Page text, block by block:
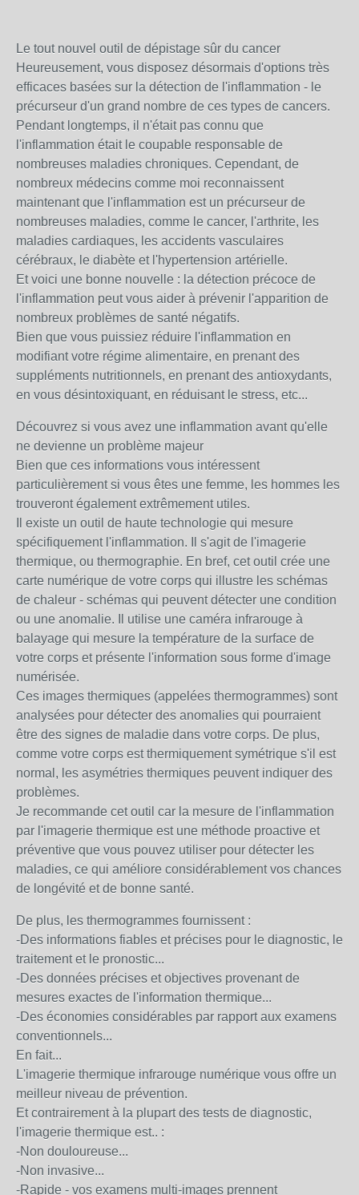
Le tout nouvel outil de dépistage sûr du cancer
Heureusement, vous disposez désormais d'options très
efficaces basées sur la détection de l'inflammation - le
précurseur d'un grand nombre de ces types de cancers.
Pendant longtemps, il n'était pas connu que
l'inflammation était le coupable responsable de
nombreuses maladies chroniques. Cependant, de
nombreux médecins comme moi reconnaissent
maintenant que l'inflammation est un précurseur de
nombreuses maladies, comme le cancer, l'arthrite, les
maladies cardiaques, les accidents vasculaires
cérébraux, le diabète et l'hypertension artérielle.
Et voici une bonne nouvelle : la détection précoce de
l'inflammation peut vous aider à prévenir l'apparition de
nombreux problèmes de santé négatifs.
Bien que vous puissiez réduire l'inflammation en
modifiant votre régime alimentaire, en prenant des
suppléments nutritionnels, en prenant des antioxydants,
en vous désintoxiquant, en réduisant le stress, etc...
Découvrez si vous avez une inflammation avant qu'elle
ne devienne un problème majeur
Bien que ces informations vous intéressent
particulièrement si vous êtes une femme, les hommes les
trouveront également extrêmement utiles.
Il existe un outil de haute technologie qui mesure
spécifiquement l'inflammation. Il s'agit de l'imagerie
thermique, ou thermographie. En bref, cet outil crée une
carte numérique de votre corps qui illustre les schémas
de chaleur - schémas qui peuvent détecter une condition
ou une anomalie. Il utilise une caméra infrarouge à
balayage qui mesure la température de la surface de
votre corps et présente l'information sous forme d'image
numérisée.
Ces images thermiques (appelées thermogrammes) sont
analysées pour détecter des anomalies qui pourraient
être des signes de maladie dans votre corps. De plus,
comme votre corps est thermiquement symétrique s'il est
normal, les asymétries thermiques peuvent indiquer des
problèmes.
Je recommande cet outil car la mesure de l'inflammation
par l'imagerie thermique est une méthode proactive et
préventive que vous pouvez utiliser pour détecter les
maladies, ce qui améliore considérablement vos chances
de longévité et de bonne santé.
De plus, les thermogrammes fournissent :
-Des informations fiables et précises pour le diagnostic, le
traitement et le pronostic...
-Des données précises et objectives provenant de
mesures exactes de l'information thermique...
-Des économies considérables par rapport aux examens
conventionnels...
En fait...
L'imagerie thermique infrarouge numérique vous offre un
meilleur niveau de prévention.
Et contrairement à la plupart des tests de diagnostic,
l'imagerie thermique est.. :
-Non douloureuse...
-Non invasive...
-Rapide - vos examens multi-images prennent